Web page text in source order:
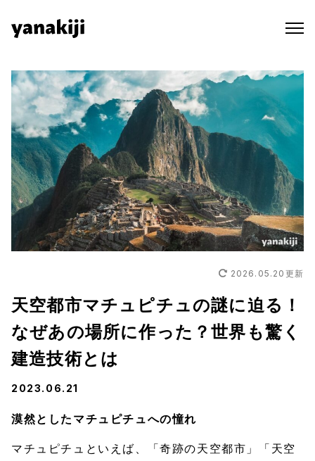
content
2026.05.20 更新
天空都市マチュピチュの謎に迫る！
なぜあの場所に作った？世界も驚く
建造技術とは
2023.06.21
漠然としたマチュピチュへの憧れ
マチュピチュといえば、「奇跡の天空都市」「天空